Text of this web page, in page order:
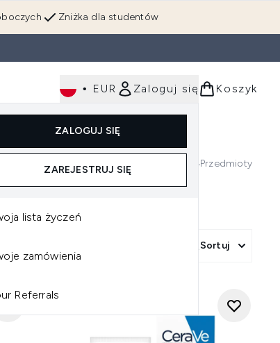
Zniżka dla studentów
• EUR Zaloguj się
ZALOGUJ SIĘ
ZAREJESTRUJ SIĘ
lista życzeń
zamówienia
Referrals
Koszyk
Wejdź do podmenu (Włosy) Wejdź do podmenu (Narzędzia)
Dla mężczyzn
674Przedmioty
Sortuj